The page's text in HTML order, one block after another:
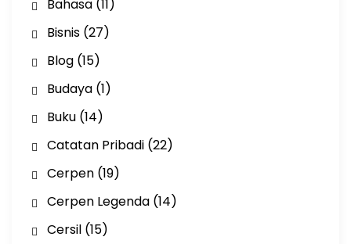
Bahasa(11)
Bisnis(27)
Blog(15)
Budaya(1)
Buku(14)
Catatan Pribadi(22)
Cerpen(19)
Cerpen Legenda(14)
Cersil(15)